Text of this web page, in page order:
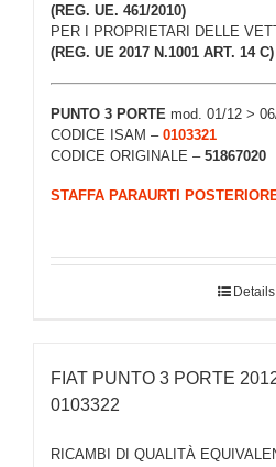
(REG. UE. 461/2010)
PER I PROPRIETARI DELLE
(REG. UE 2017 N.1001 ART. 14 C)
PUNTO 3 PORTE mod. 01/12 >
CODICE ISAM – 0103321
CODICE ORIGINALE – 51867020
STAFFA PARAURTI
Details
FIAT PUNTO 3 PORTE
0103322
RICAMBI DI QUALITÀ